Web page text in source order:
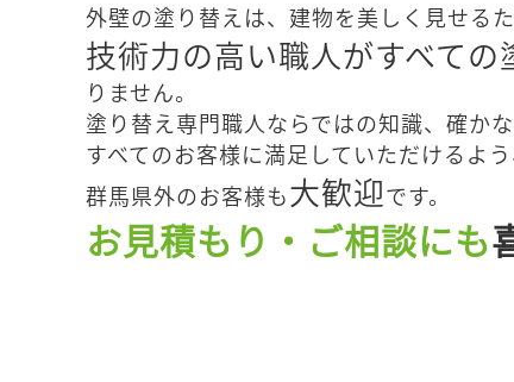
外壁の塗り替えは、建物を美しく見せる
技術力の高い職人がすべて
りません。
塗り替え専門職人ならではの知識、確か
すべてのお客様に満足していただけるよ
群馬県外のお客様も大歓迎です。
お見積もり・ご相談にも